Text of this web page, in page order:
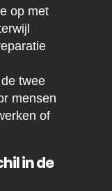
op met
twee
mensen
of
in de